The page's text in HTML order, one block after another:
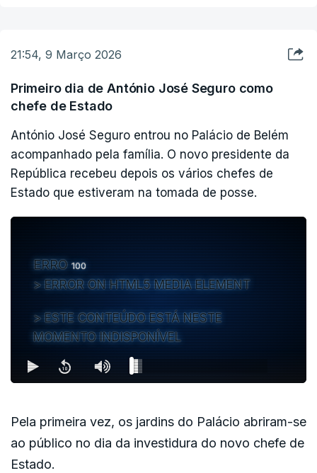
parlamento, prometeu ser o "Presidente de
Portugal inteiro" e estar "próximo das pessoas".
21:54, 9 Março 2026
Primeiro dia de António José Seguro como
chefe de Estado
António José Seguro entrou no Palácio de Belém
acompanhado pela família. O novo presidente da
República recebeu depois os vários chefes de
Estado que estiveram na tomada de posse.
ERRO100
ERROR ON HTML5 MEDIA ELEMENT
ESTE CONTEÚDO ESTÁ NESTE
MOMENTO INDISPONÍVEL
Pela primeira vez, os jardins do Palácio abriram-se
ao público no dia da investidura do novo chefe de
Estado.